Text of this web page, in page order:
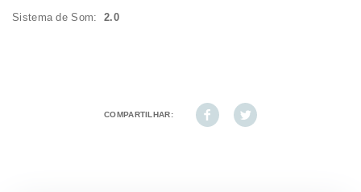
Sistema de Som:2.0
COMPARTILHAR: